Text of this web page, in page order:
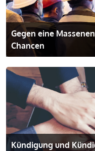
Gegen eine
Chancen
Kündigung und